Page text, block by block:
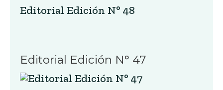
Editorial Edición N° 48
Editorial Edición N° 47